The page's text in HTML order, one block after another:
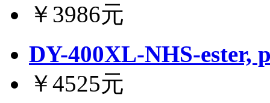
￥3986元
DY-400XL-NHS-ester,
￥4525元